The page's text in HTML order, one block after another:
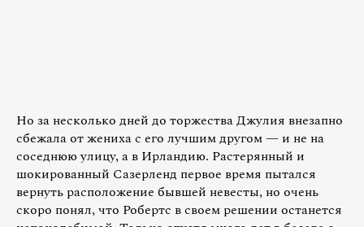
Но за несколько дней до торжества Джулия внезапно
сбежала от жениха с его лучшим другом — и не на
соседнюю улицу, а в Ирландию. Растерянный и
шокированный Сазерленд первое время пытался
вернуть расположение бывшей невесты, но очень
скоро понял, что Робертс в своем решении останется